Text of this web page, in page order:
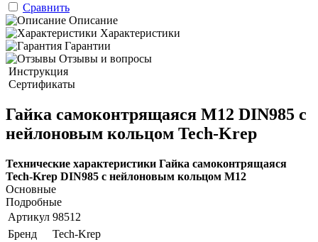
Сравнить
Описание
Характеристики
Гарантии
Отзывы и вопросы
Инструкция
Сертификаты
Гайка самоконтрящаяся М12 DIN985 с
нейлоновым кольцом Tech-Krep
Технические характеристики Гайка самоконтрящаяся
Tech-Krep DIN985 c нейлоновым кольцом М12
Основные
Подробные
Артикул 98512
Бренд
Tech-Krep